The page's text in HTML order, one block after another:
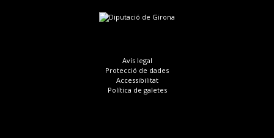
Avís legal
Protecció de dades
Accessibilitat
Política de galetes